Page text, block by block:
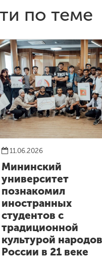
по теме
11.06.2026
Мининский
университет
познакомил
иностранных
студентов с
традиционной
культурой народов
России в 21 веке